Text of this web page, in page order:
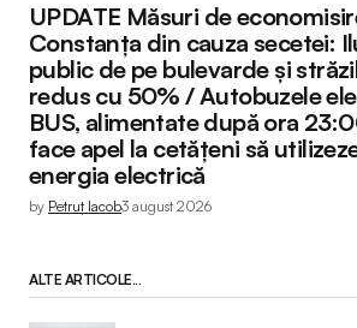
UPDATE Măsuri de
Constanța din cauza secetei:
public de pe bulevarde și
redus cu 50% / Autobuzele
BUS, alimentate după ora
face apel la cetățeni să
energia electrică
by Petruț Iacob3 august 2026
ALTE ARTICOLE...